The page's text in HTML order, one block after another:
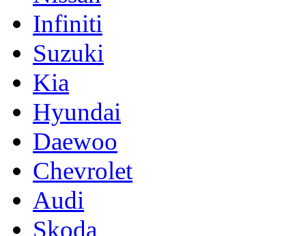
Infiniti
Suzuki
Kia
Hyundai
Daewoo
Chevrolet
Audi
Skoda